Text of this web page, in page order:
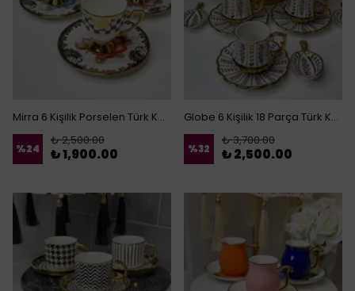
Mirra 6 Kişilik Porselen Türk Kahvesi Fincanı
%24
₺ 2,500.00
₺ 1,900.00
Globe 6 Kişilik 18 Parça Türk Kahvesi Fincan Seti
%32
₺ 3,700.00
₺ 2,500.00